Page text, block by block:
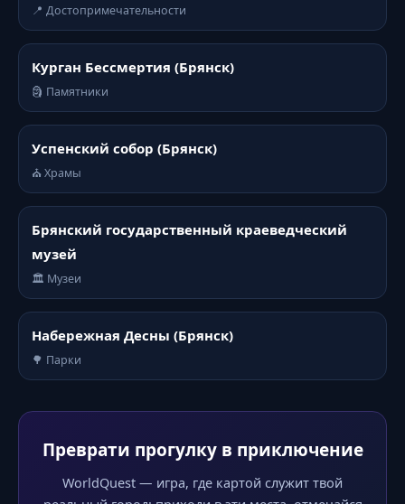
📍 Достопримечательности
Курган Бессмертия (Брянск)
🗿 Памятники
Успенский собор (Брянск)
⛪ Храмы
Брянский государственный краеведческий
музей
🏛️ Музеи
Набережная Десны (Брянск)
🌳 Парки
Преврати прогулку в приключение
WorldQuest — игра, где картой служит твой